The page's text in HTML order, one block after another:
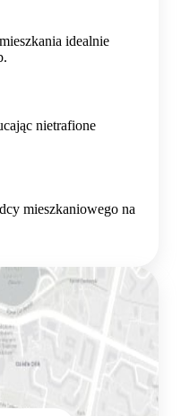
idealnie
nietrafione
mieszkaniowego na